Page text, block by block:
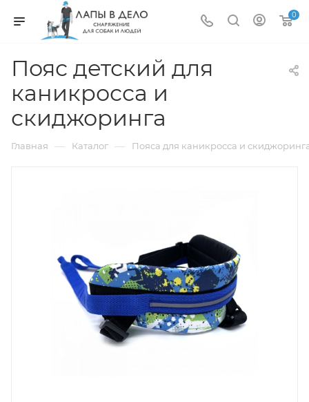
0
Пояс детский для
каникросса и
скиджоринга
Главная — Каталог — Пояса для каникросса и